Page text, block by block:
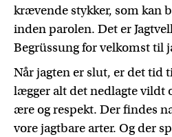
krævende stykker, som kan
inden parolen. Det er
Begrüssung for velkomst til
Når jagten er slut, er det tid
lægger alt det nedlagte vildt
ære og respekt. Der findes
vore jagtbare arter. Og der